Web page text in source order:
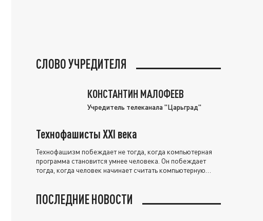
СЛОВО УЧРЕДИТЕЛЯ
КОНСТАНТИН МАЛОФЕЕВ
Учредитель телеканала "Царьград"
Технофашисты XXI века
Технофашизм побеждает не тогда, когда компьютерная
программа становится умнее человека. Он побеждает
тогда, когда человек начинает считать компьютерную
ПОСЛЕДНИЕ НОВОСТИ